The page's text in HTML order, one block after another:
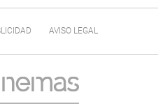
AVISO LEGAL